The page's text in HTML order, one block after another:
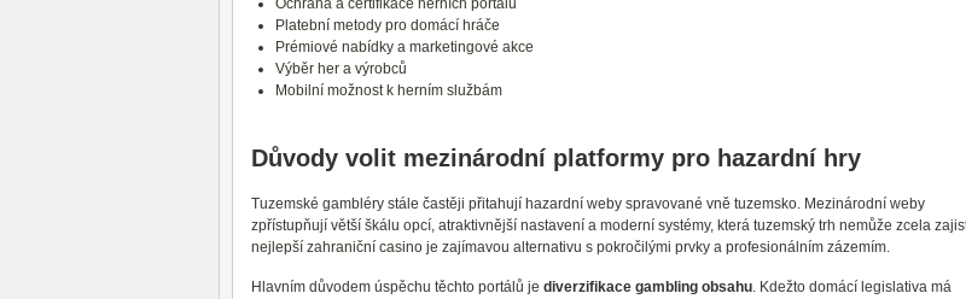
Ochrana a certifikace herních portálů
Platební metody pro domácí hráče
Prémiové nabídky a marketingové akce
Výběr her a výrobců
Mobilní možnost k herním službám
Důvody volit mezinárodní platformy pro hazardní hry
Tuzemské gambléry stále častěji přitahují hazardní weby spravované vně tuzemsko. Mezinárodní weby
zpřístupňují větší škálu opcí, atraktivnější nastavení a moderní systémy, která tuzemský trh nemůže zcela
nejlepší zahraniční casino je zajímavou alternativu s pokročilými prvky a profesionálním zázemím.
Hlavním důvodem úspěchu těchto portálů je diverzifikace gambling obsahu. Kdežto domácí legislativa má